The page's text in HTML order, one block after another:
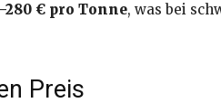
€ pro Tonne, was bei
Preis